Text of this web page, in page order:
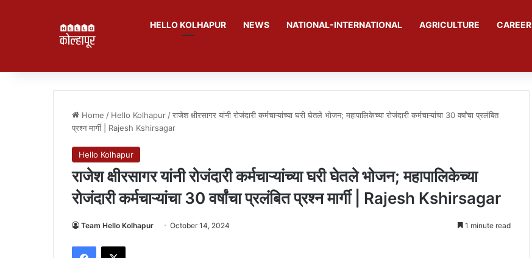
HELLO KOLHAPUR NEWS NATIONAL-INTERNATIONAL AGRICULTURE CAREER
Home / Hello Kolhapur /राजेश क्षीरसागर यांनी रोजंदारी कर्मचाऱ्यांच्या घरी घेतले भोजन; महापालिकेच्या रोजंदारी कर्मचाऱ्यांचा 30 वर्षांचा प्रलंबित
प्रश्न मार्गी | Rajesh Kshirsagar
Hello Kolhapur
राजेश क्षीरसागर यांनी रोजंदारी कर्मचाऱ्यांच्या घरी घेतले भोजन; महापालिकेच्या
रोजंदारी कर्मचाऱ्यांचा 30 वर्षांचा प्रलंबित प्रश्न मार्गी | Rajesh Kshirsagar
Team Hello Kolhapur October 14, 2024 1 minute read
Facebook
X